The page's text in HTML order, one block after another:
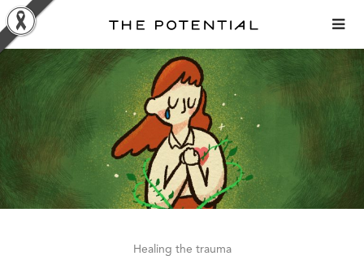
Skip
to
content
Healing the trauma